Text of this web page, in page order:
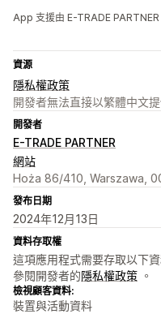
App 支援由 E-TRADE PARTNER
資源
隱私權政策
開發者無法直接以繁體中文提
開發者
E-TRADE PARTNER
網站
Hoża 86/410, Warszawa,
發布日期
2024年12月13日
資料存取權
這項應用程式需要存取以下
參閱開發者的隱私權政策 。
檢視顧客資料:
裝置與活動資料